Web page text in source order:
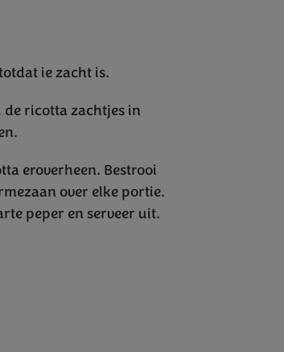
ie zacht is.
ricotta zachtjes in
eroverheen. Bestrooi
over elke portie.
peper en serveer uit.